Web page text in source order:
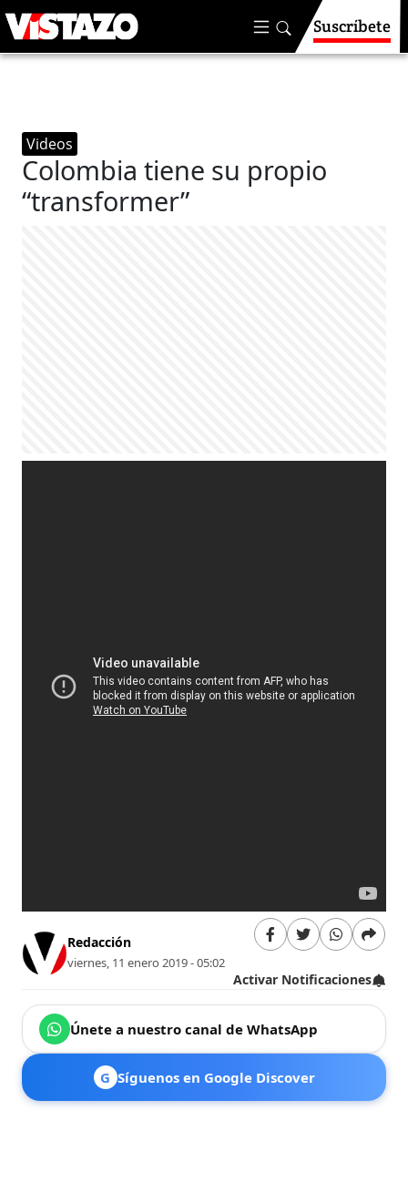
Suscríbete
Videos
Colombia tiene su propio
“transformer”
Redacción
viernes, 11 enero 2019 - 05:02
Activar Notificaciones
Únete a nuestro canal de WhatsApp
G Síguenos en Google Discover